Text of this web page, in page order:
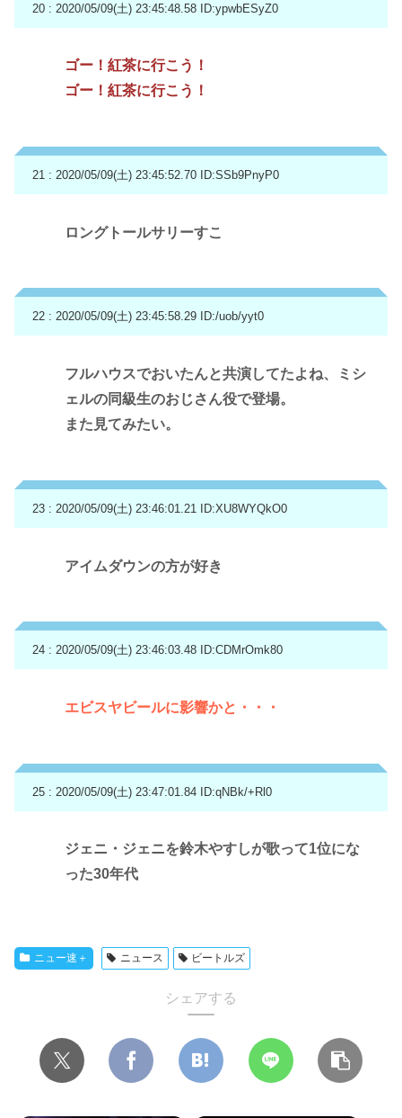
20 : 2020/05/09(土) 23:45:48.58 ID:ypwbESyZ0
ゴー！紅茶に行こう！
ゴー！紅茶に行こう！
21 : 2020/05/09(土) 23:45:52.70 ID:SSb9PnyP0
ロングトールサリーすこ
22 : 2020/05/09(土) 23:45:58.29 ID:/uob/yyt0
フルハウスでおいたんと共演してたよね、ミシ
ェルの同級生のおじさん役で登場。
また見てみたい。
23 : 2020/05/09(土) 23:46:01.21 ID:XU8WYQkO0
アイムダウンの方が好き
24 : 2020/05/09(土) 23:46:03.48 ID:CDMrOmk80
エビスヤビールに影響かと・・・
25 : 2020/05/09(土) 23:47:01.84 ID:qNBk/+Rl0
ジェニ・ジェニを鈴木やすしが歌って1位にな
った30年代
ニュー速＋ ニュース ビートルズ
シェアする